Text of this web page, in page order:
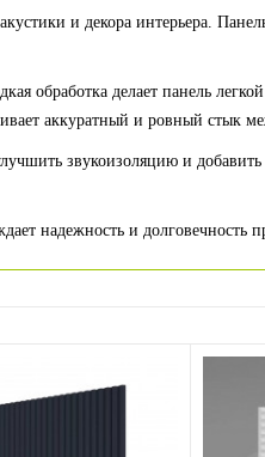
и декора интерьера.
делает панель легкой
аккуратный и ровный стык
звукоизоляцию и добавить
надежность и долговечность